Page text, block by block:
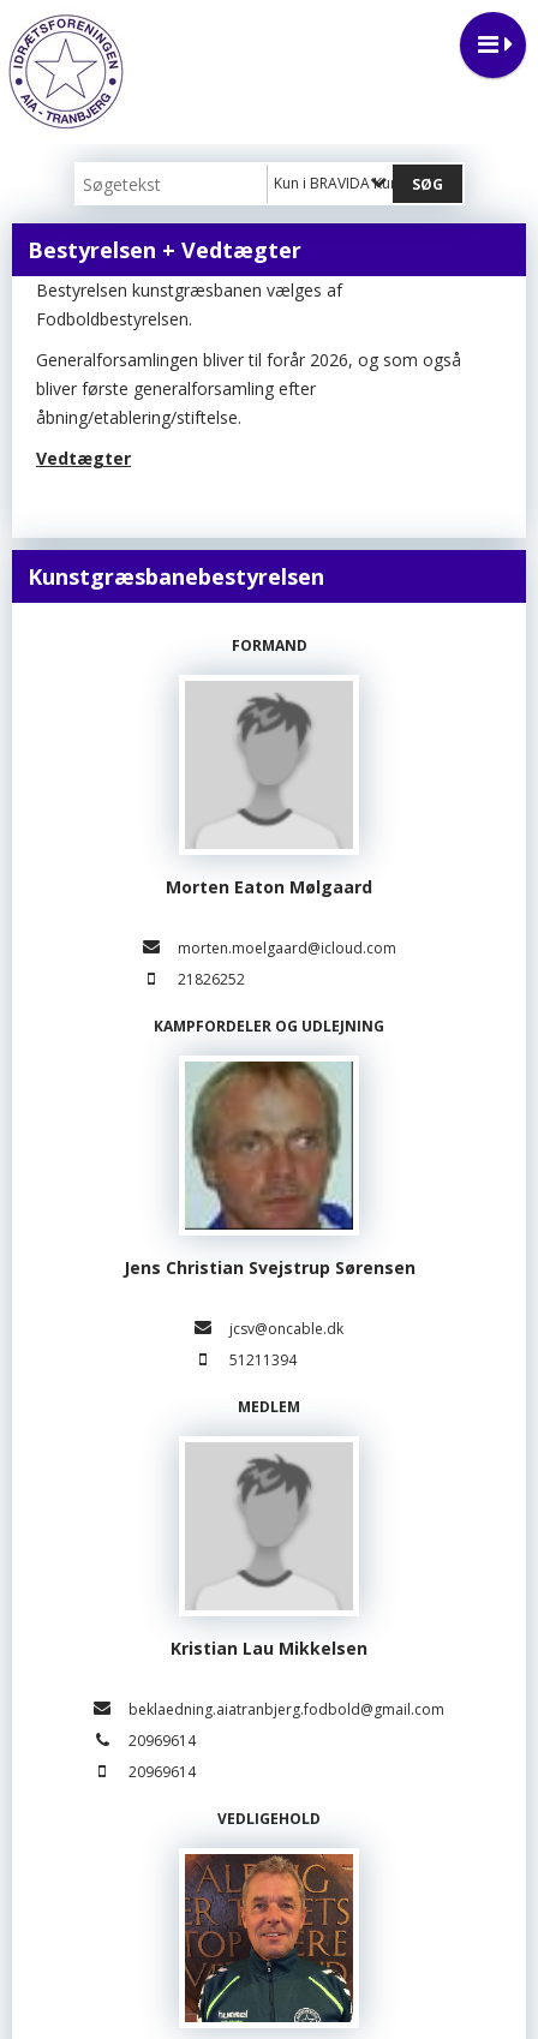
Kun i BRAVIDA Kunstgræsbane
Bestyrelsen + Vedtægter
Bestyrelsen kunstgræsbanen vælges af
Fodboldbestyrelsen.
Generalforsamlingen bliver til forår 2026, og som også
bliver første generalforsamling efter
åbning/etablering/stiftelse.
Vedtægter
Kunstgræsbanebestyrelsen
FORMAND
Morten Eaton Mølgaard
morten.moelgaard@icloud.com
21826252
KAMPFORDELER OG UDLEJNING
Jens Christian Svejstrup Sørensen
jcsv@oncable.dk
51211394
MEDLEM
Kristian Lau Mikkelsen
beklaedning.aiatranbjerg.fodbold@gmail.com
20969614
20969614
VEDLIGEHOLD